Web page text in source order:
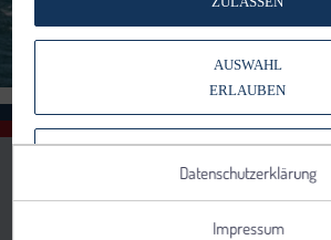
AUSWAHL
ERLAUBEN
VERWENDEN
Datenschutzerklärung
Impressum